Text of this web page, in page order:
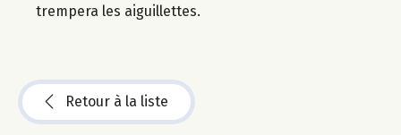
trempera les aiguillettes.
Retour à la liste